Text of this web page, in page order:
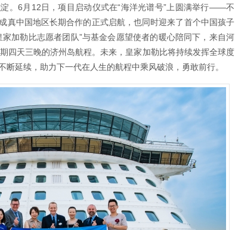
。6月12日，项目启动仪式在“海洋光谱号”上圆满举行——不
真中国地区长期合作的正式启航，也同时迎来了首个中国孩子
加勒比志愿者团队”与基金会愿望使者的暖心陪同下，来自河
四天三晚的济州岛航程。未来，皇家加勒比将持续发挥全球度
延续，助力下一代在人生的航程中乘风破浪，勇敢前行。